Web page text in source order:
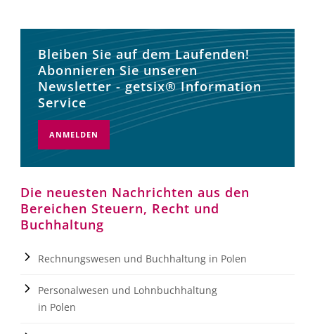
Bleiben Sie auf dem Laufenden!
Abonnieren Sie unseren
Newsletter - getsix® Information
Service
ANMELDEN
Die neuesten Nachrichten aus den
Bereichen Steuern, Recht und
Buchhaltung
Rechnungswesen und Buchhaltung in Polen
Personalwesen und Lohnbuchhaltung
in Polen